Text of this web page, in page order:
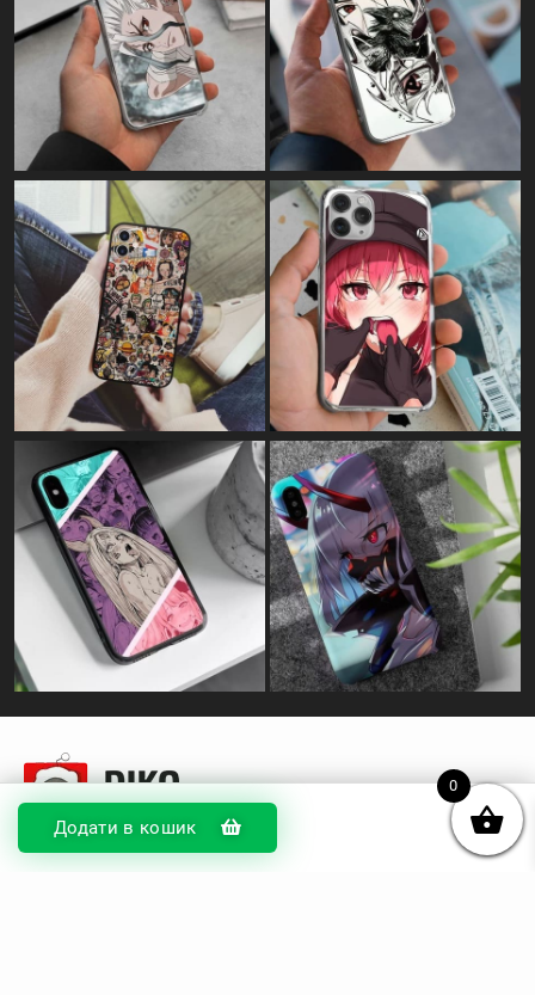
Додати в кошик
0